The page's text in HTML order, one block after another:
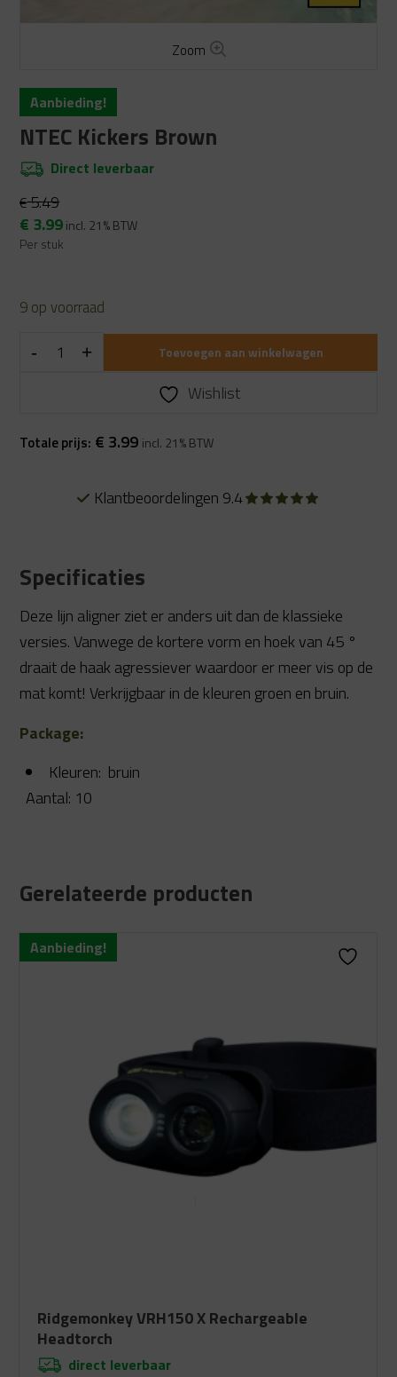
Zoom
Aanbieding!
NTEC Kickers Brown
Direct leverbaar
€5.49
Oorspronkelijke
prijs
€ 3.99Huidige
prijs
incl. 21% BTW
Per stuk
9 op voorraad
Toevoegen aan winkelwagen
Wishlist
Totale prijs: € 3.99 incl. 21% BTW
Klantbeoordelingen 9.4
Specificaties
Deze lijn aligner ziet er anders uit dan de klassieke
versies. Vanwege de kortere vorm en hoek van 45 °
draait de haak agressiever waardoor er meer vis op de
mat komt! Verkrijgbaar in de kleuren groen en bruin.
Package:
Kleuren: bruin
Aantal: 10
Gerelateerde producten
Ridgemonkey VRH150 X Rechargeable
Headtorch
direct leverbaar
Aanbieding!